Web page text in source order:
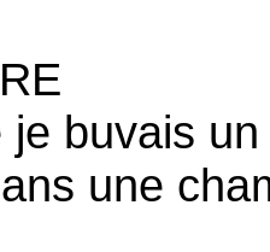
je buvais
une